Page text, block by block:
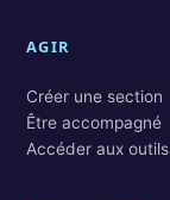
AGIR
Créer une section
Être accompagné
Accéder aux outils